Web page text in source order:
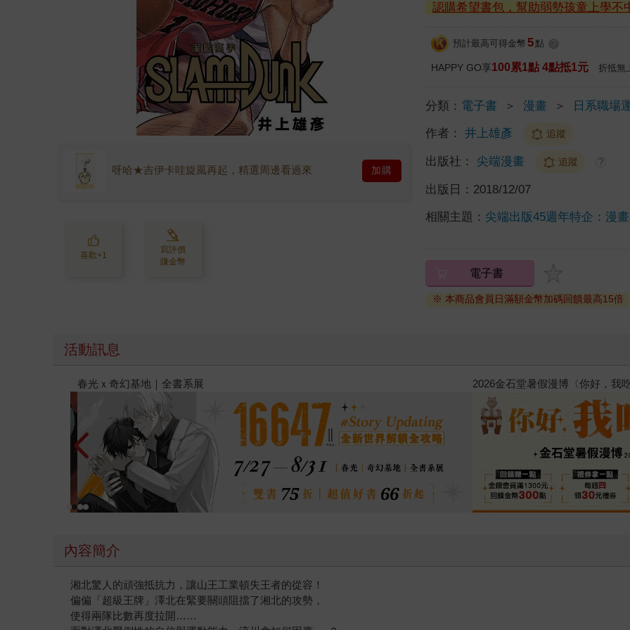
呀哈★吉伊卡哇旋風再起，精選周邊看過來 加購
喜歡+1
寫評價
賺金幣
認購希望書包，幫助弱勢孩童上學不
預計最高可得金幣 5 點
HAPPY GO享100累1點 4點抵1元 折抵無
分類： 電子書 ＞ 漫畫 ＞ 日系職場
作者： 井上雄彥 追蹤
出版社： 尖端漫畫 追蹤 ?
出版日： 2018/12/07
相關主題： 尖端出版45週年特企：漫
電子書
※ 本商品會員日滿額金幣加碼回饋最高15倍
活動訊息
金石堂2026海外優惠：電子書 台灣角川2026漫畫博覽會
內容簡介
湘北驚人的頑強抵抗力，讓山王工業頓失王者的從容！
偏偏「超級王牌」澤北在緊要關頭阻擋了湘北的攻勢，
使得兩隊比數再度拉開……